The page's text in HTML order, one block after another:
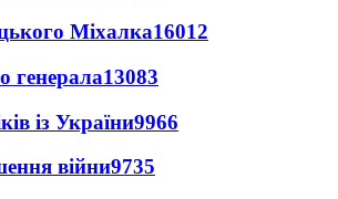
Міхалка16012
генерала13083
із України9966
війни9735